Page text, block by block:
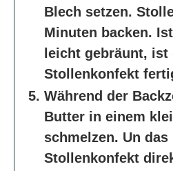
Blech setzen.
Minuten backen.
leicht gebräunt, ist
Stollenkonfekt
Während der
Butter in einem
schmelzen. Un
Stollenkonfekt